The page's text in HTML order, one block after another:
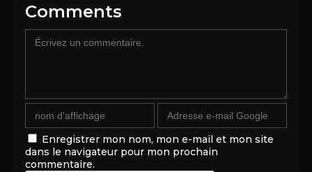
Comments
Enregistrer mon nom, mon e-mail et mon site
dans le navigateur pour mon prochain
commentaire.